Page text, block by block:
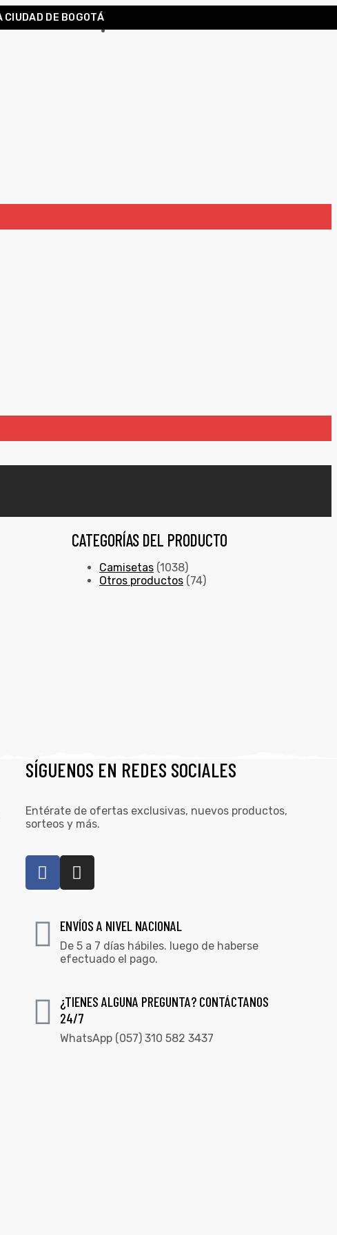
CIUDAD DE BOGOTÁ
Carrito 0
CATEGORÍAS DEL PRODUCTO
Camisetas (1038)
Otros productos (74)
SÍGUENOS EN REDES SOCIALES
Entérate de ofertas exclusivas, nuevos productos,
sorteos y más.
ENVÍOS A NIVEL NACIONAL
De 5 a 7 días hábiles. luego de haberse
efectuado el pago.
¿TIENES ALGUNA PREGUNTA? CONTÁCTANOS
24/7
WhatsApp (057) 310 582 3437